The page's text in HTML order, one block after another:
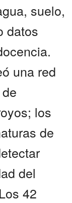
suelo,
datos
una red
los
de
del
42